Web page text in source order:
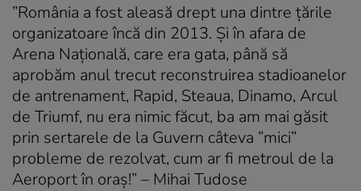
”România a fost aleasă drept una dintre țările
organizatoare încă din 2013. Și în afara de
Arena Națională, care era gata, până să
aprobăm anul trecut reconstruirea stadioanelor
de antrenament, Rapid, Steaua, Dinamo, Arcul
de Triumf, nu era nimic făcut, ba am mai găsit
prin sertarele de la Guvern câteva ”mici”
probleme de rezolvat, cum ar fi metroul de la
Aeroport în oraș!” – Mihai Tudose